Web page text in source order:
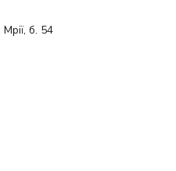
б. 54